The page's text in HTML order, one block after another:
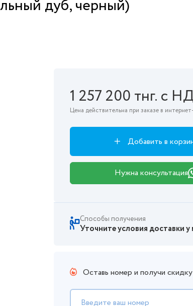
дуб, черный)
1 257 200 тнг. с
Цена действительна при заказе в
Добавить в
Нужна консультация
Способы получения
Уточните условия доставки
Оставь номер и получи скидку